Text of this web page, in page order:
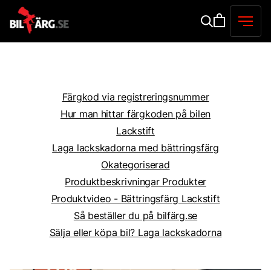
Färgkod via registreringsnummer
Hur man hittar färgkoden på bilen
Lackstift
Laga lackskadorna med bättringsfärg
Okategoriserad
Produktbeskrivningar Produkter
Produktvideo - Bättringsfärg Lackstift
Så beställer du på bilfärg.se
Sälja eller köpa bil? Laga lackskadorna